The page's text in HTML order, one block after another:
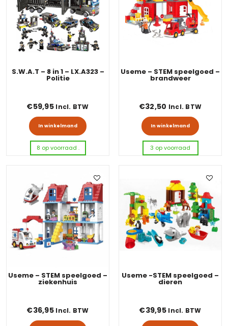
S.W.A.T – 8 in 1 – LX.A323 –
Politie
€59,95 Incl. BTW
In winkelmand
8 op voorraad .
Useme – STEM speelgoed –
brandweer
€32,50 Incl. BTW
In winkelmand
3 op voorraad
Useme – STEM speelgoed –
ziekenhuis
€36,95 Incl. BTW
Useme -STEM speelgoed –
dieren
€39,95 Incl. BTW